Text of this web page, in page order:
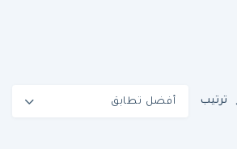
ترتيب أفضل تطابق